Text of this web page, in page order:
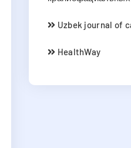
Uzbek journal of
HealthWay